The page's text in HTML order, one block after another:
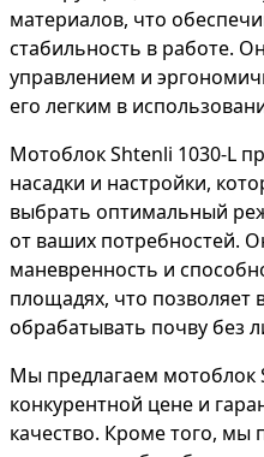
материалов, что
стабильность в работе.
управлением и
его легким в
Мотоблок Shtenli 1030-L
насадки и настройки,
выбрать оптимальный
от ваших потребностей.
маневренность и
площадях, что позволяет
обрабатывать почву без
Мы предлагаем мотоблок
конкурентной цене и
качество. Кроме того, мы